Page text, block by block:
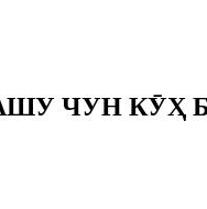
ЧУН КӮҲ